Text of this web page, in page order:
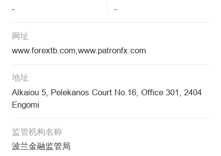
-
-
网址
www.forextb.com,www.patronfx.com
地址
Alkaiou 5, Pelekanos Court No.16, Office 301, 2404
Engomi
监管机构名称
波兰金融监管局